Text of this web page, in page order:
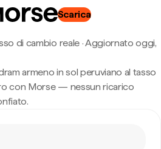
Scarica
di cambio reale·Aggiornato oggi,
armeno in sol peruviano al tasso
con Morse — nessun ricarico